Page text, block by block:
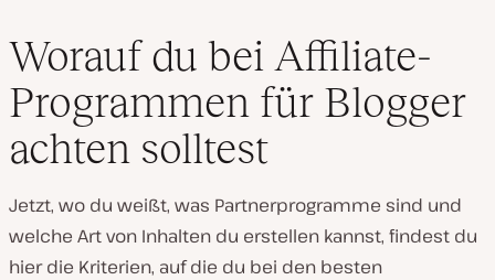
Worauf du bei Affiliate-
Programmen für Blogger
achten solltest
Jetzt, wo du weißt, was Partnerprogramme sind und
welche Art von Inhalten du erstellen kannst, findest du
hier die Kriterien, auf die du bei den besten